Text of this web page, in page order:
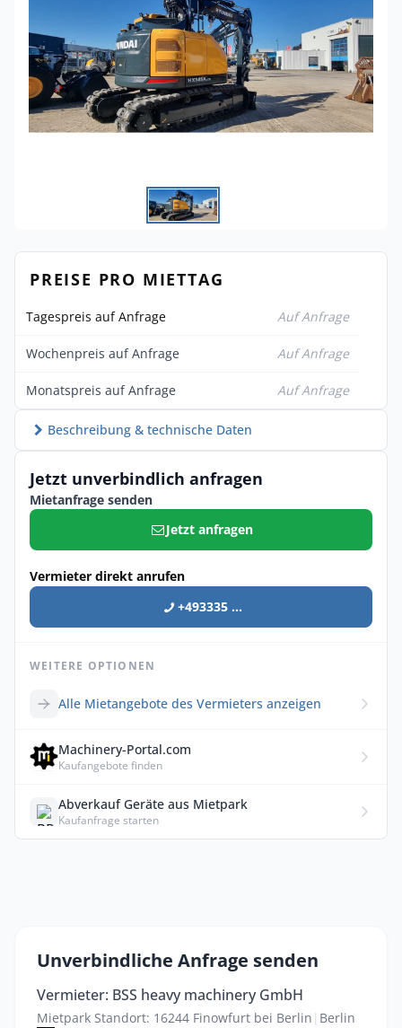
PREISE PRO MIETTAG
Tagespreis auf Anfrage Auf Anfrage
Wochenpreis auf Anfrage Auf Anfrage
Monatspreis auf Anfrage Auf Anfrage
Beschreibung & technische Daten
Jetzt unverbindlich anfragen
Mietanfrage senden
Jetzt anfragen
Vermieter direkt anrufen
+493335 ...
WEITERE OPTIONEN
Alle Mietangebote des Vermieters anzeigen
Machinery-Portal.com
Kaufangebote finden
Abverkauf Geräte aus Mietpark
Kaufanfrage starten
Unverbindliche Anfrage senden
Vermieter: BSS heavy machinery GmbH
Mietpark Standort: 16244 Finowfurt bei Berlin | Berlin